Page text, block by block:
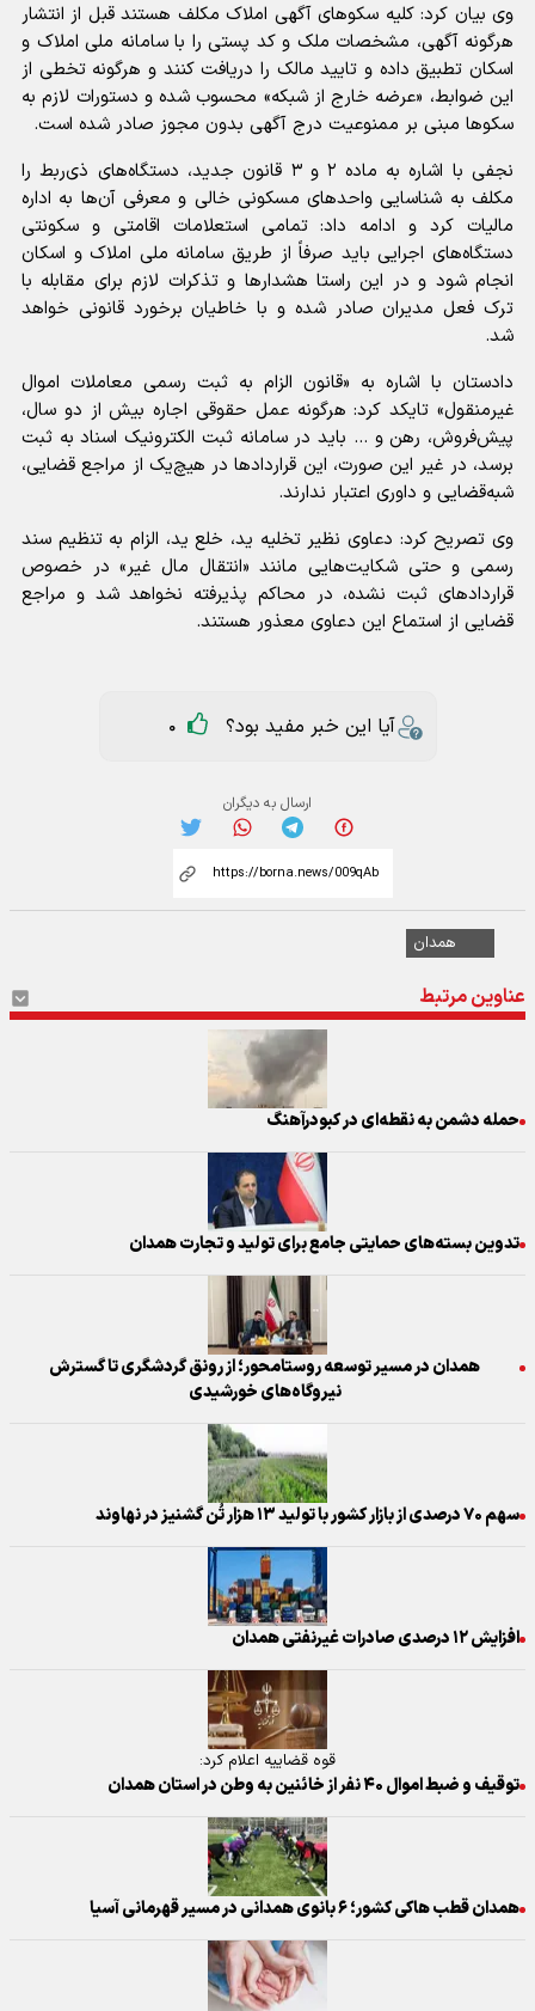
وی بیان کرد: کلیه سکوهای آگهی املاک مکلف هستند قبل از انتشار
هرگونه آگهی، مشخصات ملک و کد پستی را با سامانه ملی املاک و
اسکان تطبیق داده و تایید مالک را دریافت کنند و هرگونه تخطی از
این ضوابط، «عرضه خارج از شبکه» محسوب شده و دستورات لازم به
سکوها مبنی بر ممنوعیت درج آگهی بدون مجوز صادر شده است.
نجفی با اشاره به ماده ۲ و ۳ قانون جدید، دستگاه‌های ذی‌ربط را
مکلف به شناسایی واحدهای مسکونی خالی و معرفی آن‌ها به اداره
مالیات کرد و ادامه داد: تمامی استعلامات اقامتی و سکونتی
دستگاه‌های اجرایی باید صرفاً از طریق سامانه ملی املاک و اسکان
انجام شود و در این راستا هشدارها و تذکرات لازم برای مقابله با
ترک فعل مدیران صادر شده و با خاطیان برخورد قانونی خواهد
شد.
دادستان با اشاره به «قانون الزام به ثبت رسمی معاملات اموال
غیرمنقول» تایکد کرد: هرگونه عمل حقوقی اجاره بیش از دو سال،
پیش‌فروش، رهن و ... باید در سامانه ثبت الکترونیک اسناد به ثبت
برسد، در غیر این صورت، این قراردادها در هیچ‌یک از مراجع قضایی،
شبه‌قضایی و داوری اعتبار ندارند.
وی تصریح کرد: دعاوی نظیر تخلیه ید، خلع ید، الزام به تنظیم سند
رسمی و حتی شکایت‌هایی مانند «انتقال مال غیر» در خصوص
قراردادهای ثبت نشده، در محاکم پذیرفته نخواهد شد و مراجع
قضایی از استماع این دعاوی معذور هستند.
آیا این خبر مفید بود؟ 0
ارسال به دیگران
همدان
عناوین مرتبط
حمله دشمن به نقطه‌ای در کبودرآهنگ
تدوین بسته‌های حمایتی جامع برای تولید و تجارت همدان
همدان در مسیر توسعه روستامحور؛ از رونق گردشگری تا گسترش
نیروگاه‌های خورشیدی
سهم ۷۰ درصدی از بازار کشور با تولید ۱۳ هزار تُن گشنیز در نهاوند
افزایش ۱۲ درصدی صادرات غیرنفتی همدان
قوه قضاییه اعلام کرد:
توقیف و ضبط اموال ۴۰ نفر از خائنین به وطن در استان همدان
همدان قطب هاکی کشور؛ ۶ بانوی همدانی در مسیر قهرمانی آسیا